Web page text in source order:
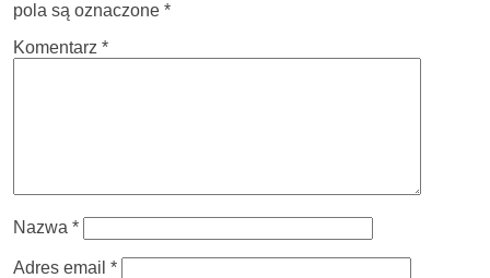
pola są oznaczone *
Komentarz *
Nazwa *
Adres email *